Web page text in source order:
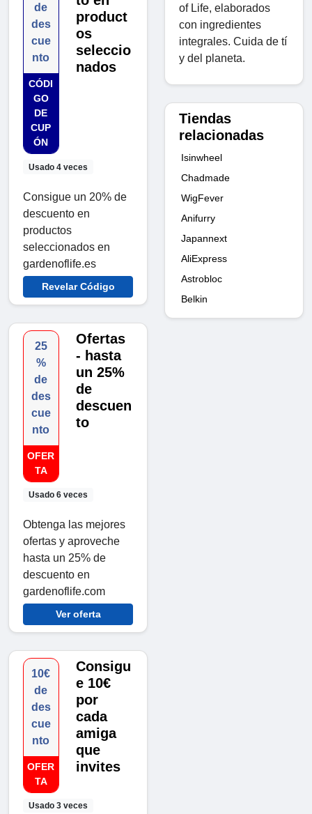
de
des
cue
nto
CÓDI
GO
DE
CUP
ÓN
Usado 4 veces
product
os
seleccio
nados
Consigue un 20% de
descuento en
productos
seleccionados en
gardenoflife.es
Revelar Código
25
%
de
des
cue
nto
OFER
TA
Usado 6 veces
Ofertas
- hasta
un 25%
de
descuen
to
Obtenga las mejores
ofertas y aproveche
hasta un 25% de
descuento en
gardenoflife.com
Ver oferta
10€
de
des
cue
nto
OFER
TA
Usado 3 veces
Consigu
e 10€
por
cada
amiga
que
invites
of Life, elaborados
con ingredientes
integrales. Cuida de tí
y del planeta.
Tiendas
relacionadas
Isinwheel
Chadmade
WigFever
Anifurry
Japannext
AliExpress
Astrobloc
Belkin